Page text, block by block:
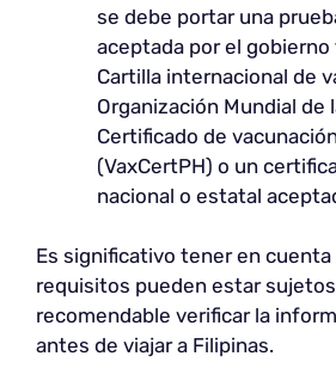
se debe portar una
aceptada por el gobierno
Cartilla internacional de
Organización Mundial de
Certificado de
(VaxCertPH) o un
nacional o estatal
Es significativo tener en
requisitos pueden estar
recomendable verificar la
antes de viajar a Filipinas.